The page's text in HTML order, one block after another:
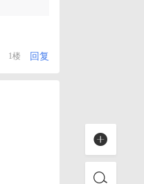
1楼 回复